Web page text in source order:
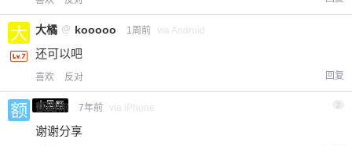
大橘 @ kooooo 1周前 via Android
还可以吧
喜欢 反对 回复
小黑屋
额路你 7年前 via iPhone 2
谢谢分享